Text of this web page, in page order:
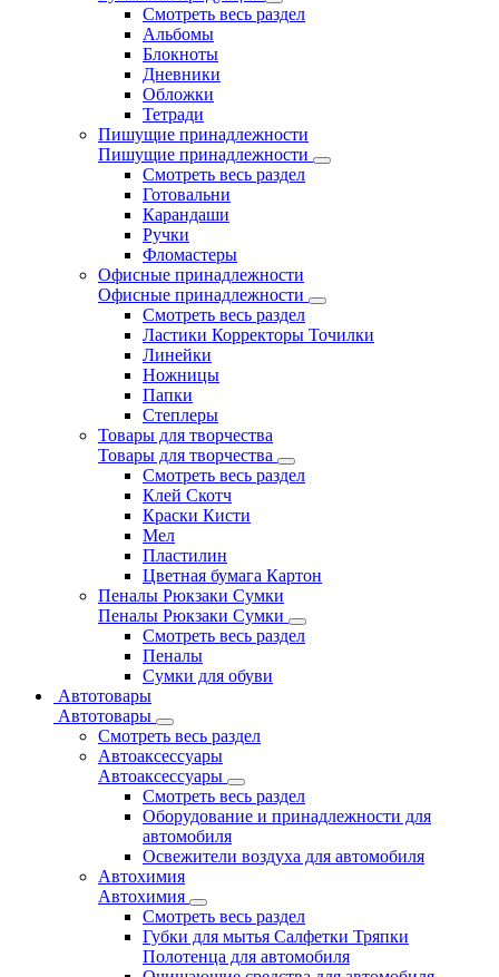
Смотреть весь раздел
Альбомы
Блокноты
Дневники
Обложки
Тетради
Пишущие принадлежности
Пишущие принадлежности
Смотреть весь раздел
Готовальни
Карандаши
Ручки
Фломастеры
Офисные принадлежности
Офисные принадлежности
Смотреть весь раздел
Ластики Корректоры Точилки
Линейки
Ножницы
Папки
Степлеры
Товары для творчества
Товары для творчества
Смотреть весь раздел
Клей Скотч
Краски Кисти
Мел
Пластилин
Цветная бумага Картон
Пеналы Рюкзаки Сумки
Пеналы Рюкзаки Сумки
Смотреть весь раздел
Пеналы
Сумки для обуви
Автотовары
Автотовары
Смотреть весь раздел
Автоаксессуары
Автоаксессуары
Смотреть весь раздел
Оборудование и принадлежности для
автомобиля
Освежители воздуха для автомобиля
Автохимия
Автохимия
Смотреть весь раздел
Губки для мытья Салфетки Тряпки
Полотенца для автомобиля